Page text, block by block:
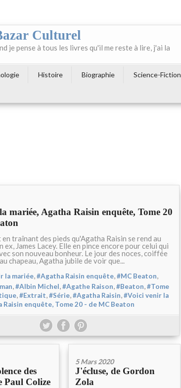
Culturel
je pense à tous les livres qu'il me reste à lire, j'ai la
Histoire Biographie Science-Fiction
mariée, Agatha Raisin enquête, Tome 20
en traînant des pieds qu'Agatha Raisin se rend au
ex, James Lacey. Elle en pince encore pour celui qui
son nouveau bonheur. Le jour des noces, coiffée
chapeau, Agatha jubile de voir que...
la mariée,#Agatha Raisin enquête,#MC Beaton,
,#Albin Michel,#Agathe Raison,#Beaton,#Tome
,#Extrait,#Série,#Agatha Raisin,#Voici venir la
Raisin enquête, Tome 20 - de MC Beaton
des
Paul Colize
5 Mars 2020
J'écluse, de Gordon
Zola